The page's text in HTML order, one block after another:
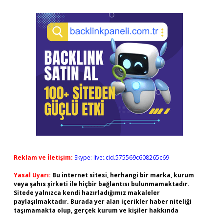
Reklam ve İletişim: Skype: live:.cid.575569c608265c69
Yasal Uyarı: Bu internet sitesi, herhangi bir marka, kurum
veya şahıs şirketi ile hiçbir bağlantısı bulunmamaktadır.
Sitede yalnızca kendi hazırladığımız makaleler
paylaşılmaktadır. Burada yer alan içerikler haber niteliği
taşımamakta olup, gerçek kurum ve kişiler hakkında